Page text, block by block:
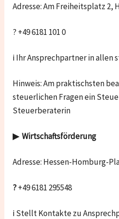
Adresse: Am Freiheitsplatz 2,
? +49 6181 101 0
ℹ Ihr Ansprechpartner in allen
Hinweis: Am praktischsten
steuerlichen Fragen ein
Steuerberaterin
▶ Wirtschaftsförderung
Adresse: Hessen-Homburg-
?+49 6181 295548
ℹ Stellt Kontakte zu